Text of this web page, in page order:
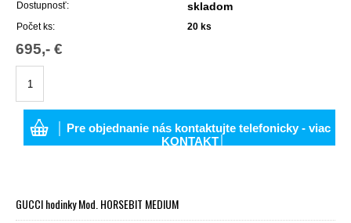
Dostupnosť: skladom
Počet ks: 20 ks
695,- €
│ Pre objednanie nás kontaktujte telefonicky - viac
KONTAKT│
GUCCI hodinky Mod. HORSEBIT MEDIUM